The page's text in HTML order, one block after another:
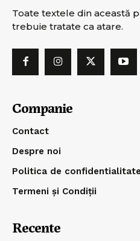
Toate textele din această
trebuie tratate ca atare.
Companie
Contact
Despre noi
Politica de confidentialitate
Termeni și Condiții
Recente